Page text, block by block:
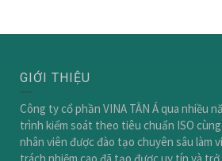
GIỚI THIỆU
Công ty cổ phần VINA TÂN Á qua nhiều
trình kiểm soát theo tiêu chuẩn ISO
nhân viên được đào tạo chuyên sâu làm